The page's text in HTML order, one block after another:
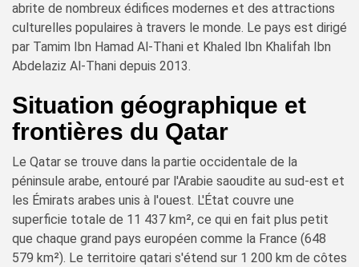
abrite de nombreux édifices modernes et des attractions
culturelles populaires à travers le monde. Le pays est dirigé
par Tamim Ibn Hamad Al-Thani et Khaled Ibn Khalifah Ibn
Abdelaziz Al-Thani depuis 2013.
Situation géographique et
frontières du Qatar
Le Qatar se trouve dans la partie occidentale de la
péninsule arabe, entouré par l'Arabie saoudite au sud-est et
les Émirats arabes unis à l'ouest. L'État couvre une
superficie totale de 11 437 km², ce qui en fait plus petit
que chaque grand pays européen comme la France (648
579 km²). Le territoire qatari s'étend sur 1 200 km de côtes